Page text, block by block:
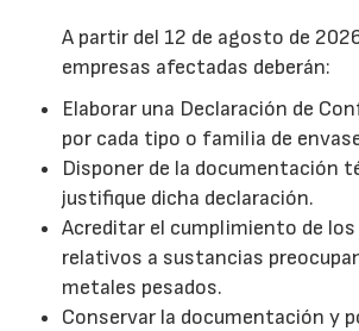
A partir del 12 de agosto de
empresas afectadas deberán:
Elaborar una Declaración de
por cada tipo o familia de
Disponer de la documentación
justifique dicha declaración.
Acreditar el cumplimiento de
relativos a sustancias
metales pesados.
Conservar la documentación y